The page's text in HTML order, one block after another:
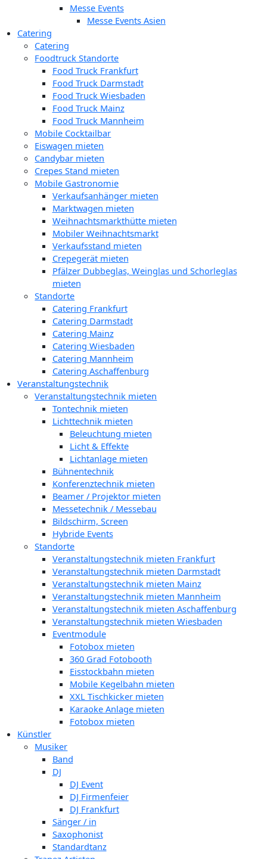
Messe Events
Messe Events Asien
Catering
Catering
Foodtruck Standorte
Food Truck Frankfurt
Food Truck Darmstadt
Food Truck Wiesbaden
Food Truck Mainz
Food Truck Mannheim
Mobile Cocktailbar
Eiswagen mieten
Candybar mieten
Crepes Stand mieten
Mobile Gastronomie
Verkaufsanhänger mieten
Marktwagen mieten
Weihnachtsmarkthütte mieten
Mobiler Weihnachtsmarkt
Verkaufsstand mieten
Crepegerät mieten
Pfälzer Dubbeglas, Weinglas und Schorleglas
mieten
Standorte
Catering Frankfurt
Catering Darmstadt
Catering Mainz
Catering Wiesbaden
Catering Mannheim
Catering Aschaffenburg
Veranstaltungstechnik
Veranstaltungstechnik mieten
Tontechnik mieten
Lichttechnik mieten
Beleuchtung mieten
Licht & Effekte
Lichtanlage mieten
Bühnentechnik
Konferenztechnik mieten
Beamer / Projektor mieten
Messetechnik / Messebau
Bildschirm, Screen
Hybride Events
Standorte
Veranstaltungstechnik mieten Frankfurt
Veranstaltungstechnik mieten Darmstadt
Veranstaltungstechnik mieten Mainz
Veranstaltungstechnik mieten Mannheim
Veranstaltungstechnik mieten Aschaffenburg
Veranstaltungstechnik mieten Wiesbaden
Eventmodule
Fotobox mieten
360 Grad Fotobooth
Eisstockbahn mieten
Mobile Kegelbahn mieten
XXL Tischkicker mieten
Karaoke Anlage mieten
Fotobox mieten
Künstler
Musiker
Band
DJ
DJ Event
DJ Firmenfeier
DJ Frankfurt
Sänger / in
Saxophonist
Standardtanz